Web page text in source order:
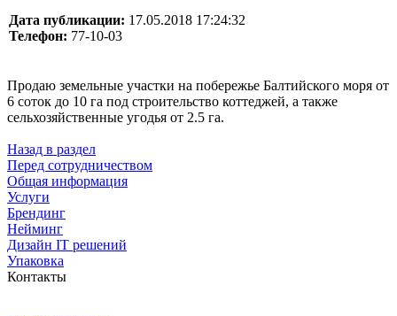
Дата публикации: 17.05.2018 17:24:32
Телефон: 77-10-03
Продаю земельные участки на побережье Балтийского моря от
6 соток до 10 га под строительство коттеджей, а также
сельхозяйственные угодья от 2.5 га.
Назад в раздел
Перед сотрудничеством
Общая информация
Услуги
Брендинг
Нейминг
Дизайн IT решений
Упаковка
Контакты